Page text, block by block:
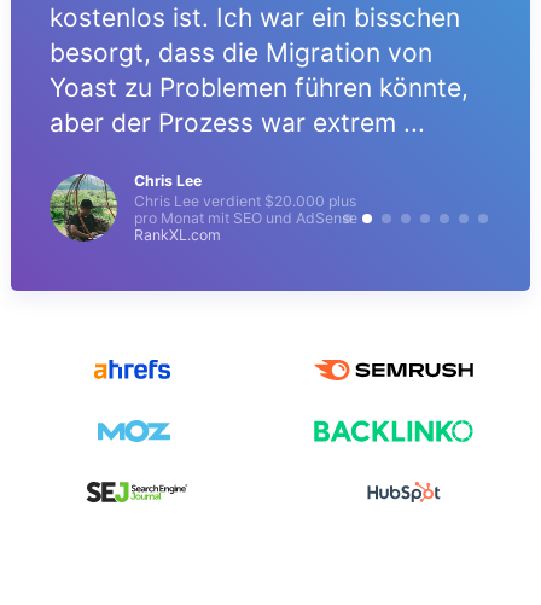
kostenlos ist. Ich war ein bisschen
besorgt, dass die Migration von
Yoast zu Problemen führen könnte,
aber der Prozess war extrem ...
Chris Lee
Chris Lee verdient $20.000 plus
pro Monat mit SEO und AdSense
RankXL.com